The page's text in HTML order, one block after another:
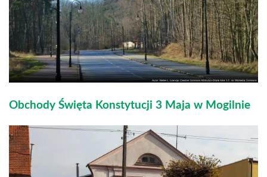
Obchody Święta Konstytucji 3 Maja w Mogilnie